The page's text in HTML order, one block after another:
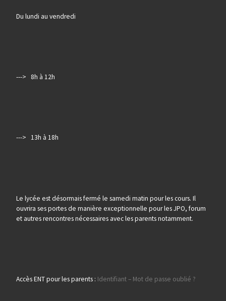
Du lundi au vendredi
---> 8h à 12h
---> 13h à 18h
Le lycée est désormais fermé le samedi matin pour les cours. Il
ouvrira ses portes de manière exceptionnelle pour les JPO, forum
et autres rencontres nécessaires avec les parents notamment.
Accès ENT pour les parents : Identifiant – Mot de passe oublié ?